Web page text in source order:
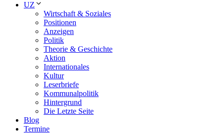
UZ
Wirtschaft & Soziales
Positionen
Anzeigen
Politik
Theorie & Geschichte
Aktion
Internationales
Kultur
Leserbriefe
Kommunalpolitik
Hintergrund
Die Letzte Seite
Blog
Termine